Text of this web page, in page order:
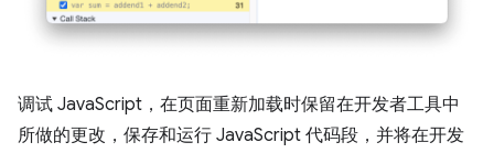
调试 JavaScript，在页面重新加载时保留在开发者工具中
所做的更改，保存和运行 JavaScript 代码段，并将在开发